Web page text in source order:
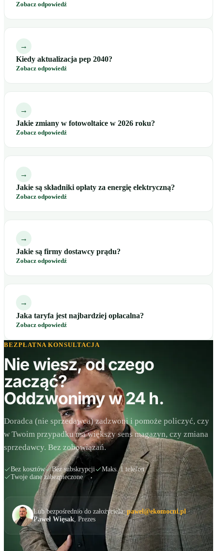
Zobacz odpowiedź
→
Kiedy aktualizacja pep 2040?
Zobacz odpowiedź
→
Jakie zmiany w fotowoltaice w 2026 roku?
Zobacz odpowiedź
→
Jakie są składniki opłaty za energię elektryczną?
Zobacz odpowiedź
→
Jakie są firmy dostawcy prądu?
Zobacz odpowiedź
→
Jaka taryfa jest najbardziej opłacalna?
Zobacz odpowiedź
BEZPŁATNA KONSULTACJA
Nie wiesz, od czego
zacząć?
Oddzwonimy w 24 h.
Doradca (nie sprzedawca) zadzwoni i pomoże policzyć, czy
w Twoim przypadku ma większy sens magazyn, czy zmiana
sprzedawcy. Bez zobowiązań.
Bez kosztów Bez subskrypcji
Maks. 1 telefon
Twoje dane zabezpieczone
Lub bezpośrednio do założyciela:pawel@ekomocni.pl·
Paweł Więsak, Prezes